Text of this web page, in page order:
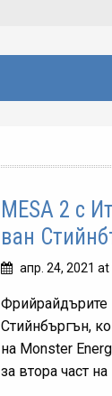
MESA 2 с
ван
апр. 24, 2021 at
Стийнбъргън,
на Monster
за втора част